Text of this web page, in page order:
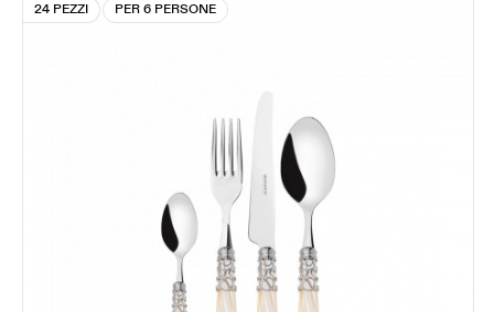
24 PEZZI PER 6 PERSONE